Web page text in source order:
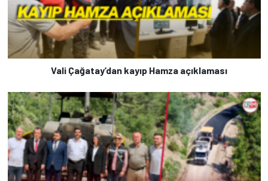
Vali Çağatay’dan kayıp Hamza açıklaması